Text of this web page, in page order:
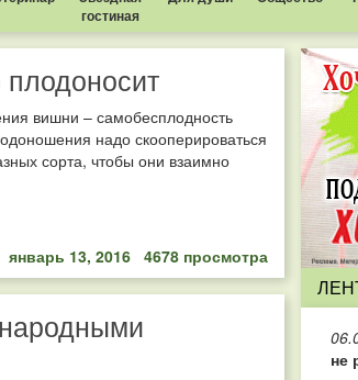
гостиная
вишни – самобесплодность
надо скооперироваться
сорта, чтобы они взаимно
январь 13, 2016 4678 просмотра
не